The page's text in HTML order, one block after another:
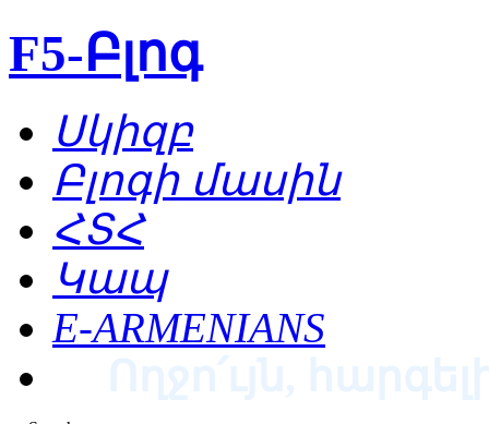
F5-Բլոգ
Սկիզբ
Բլոգի մասին
ՀՏՀ
Կապ
E-ARMENIANS